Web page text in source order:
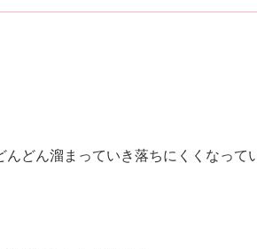
どん溜まっていき落ちにくくなって